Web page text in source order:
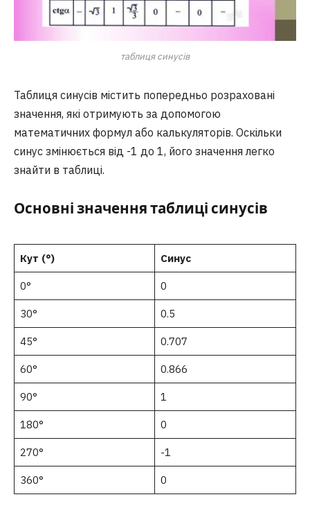
таблиця синусів
Таблиця синусів містить попередньо розраховані
значення, які отримують за допомогою
математичних формул або калькуляторів. Оскільки
синус змінюється від -1 до 1, його значення легко
знайти в таблиці.
Основні значення таблиці синусів
Кут (°) Синус
0° 0
30° 0.5
45° 0.707
60° 0.866
90° 1
180° 0
270° -1
360° 0